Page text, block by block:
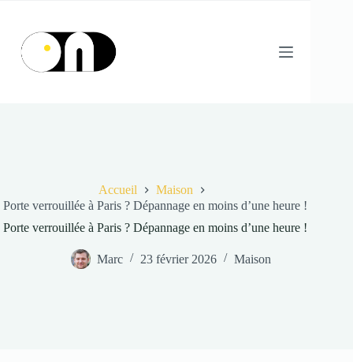
contenu
Accueil
Maison
Porte verrouillée à Paris ? Dépannage en moins d’une heure !
Porte verrouillée à Paris ? Dépannage en moins d’une heure !
Marc 23 février 2026 Maison